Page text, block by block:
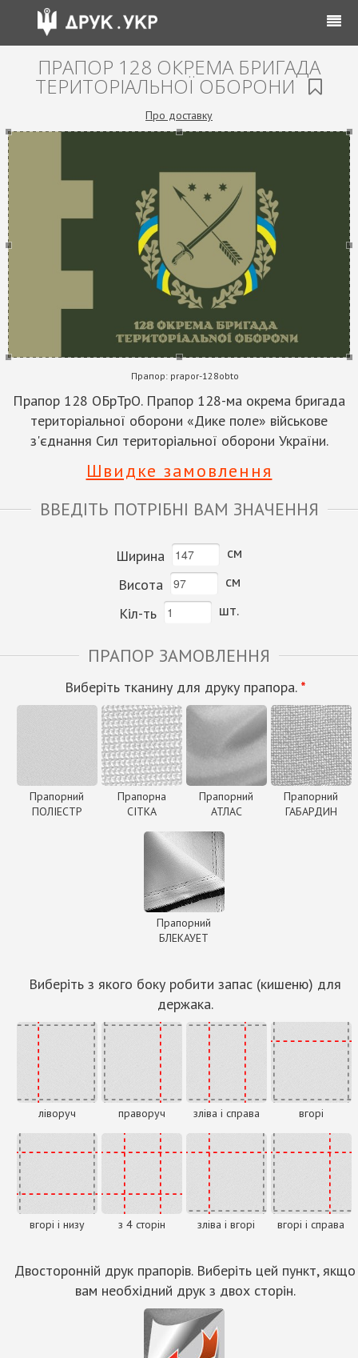
ПРАПОР 128 ОКРЕМА БРИГАДА
ТЕРИТОРІАЛЬНОЇ ОБОРОНИ
Про доставку
Прапор: prapor-128obto
Прапор 128 ОБрТрО. Прапор 128-ма окрема бригада
територіальної оборони «Дике поле» військове
з'єднання Сил територіальної оборони України.
Швидке замовлення
ВВЕДІТЬ ПОТРІБНІ ВАМ ЗНАЧЕННЯ
Ширина
см
Висота
см
Кіл-ть
шт.
ПРАПОР ЗАМОВЛЕННЯ
Виберіть тканину для друку прапора. *
Прапорний
ПОЛІЕСТР
Прапорна
СІТКА
Прапорний
АТЛАС
Прапорний
ГАБАРДИН
Прапорний
БЛЕКАУЕТ
Виберіть з якого боку робити запас (кишеню) для
держака.
ліворуч праворуч зліва і справа вгорі
вгорі і низу з 4 сторін зліва і вгорі вгорі і справа
Двосторонній друк прапорів. Виберіть цей пункт, якщо
вам необхідний друк з двох сторін.